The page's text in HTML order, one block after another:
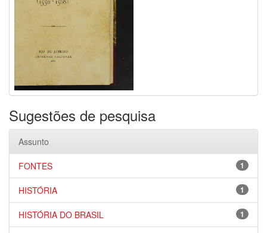
Sugestões de pesquisa
Assunto
1
FONTES
1
HISTÓRIA
1
HISTÓRIA DO BRASIL